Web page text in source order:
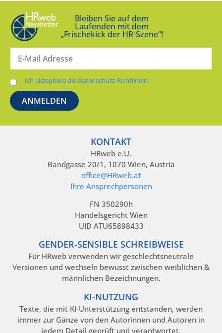
Bleiben Sie auf dem
Laufenden mit dem
„Frischekick der HR-Szene“!
Ich akzeptiere die Datenschutz-Richtlinien.
KONTAKT
HRweb e.U.
Bandgasse 20/1, 1070 Wien, Austria
office@HRweb.at
Ihre Ansprechpersonen
FN 350290h
Handelsgericht Wien
UID ATU65898433
GENDER-SENSIBLE SCHREIBWEISE
Für HRweb verwenden wir geschlechtsneutrale
Versionen und wechseln bewusst zwischen weiblichen &
männlichen Bezeichnungen.
KI-NUTZUNG
Texte, die mit KI-Unterstützung entstanden, werden
immer zur Gänze von den Autorinnen und Autoren in
jedem Detail geprüft und verantwortet.